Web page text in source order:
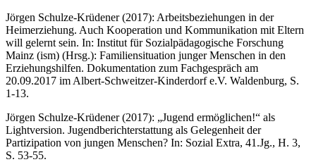
Jörgen Schulze-Krüdener (2017): Arbeitsbeziehungen in der
Heimerziehung. Auch Kooperation und Kommunikation mit Eltern
will gelernt sein. In: Institut für Sozialpädagogische Forschung
Mainz (ism) (Hrsg.): Familiensituation junger Menschen in den
Erziehungshilfen. Dokumentation zum Fachgespräch am
20.09.2017 im Albert-Schweitzer-Kinderdorf e.V. Waldenburg, S.
1-13.
Jörgen Schulze-Krüdener (2017): „Jugend ermöglichen!“ als
Lightversion. Jugendberichterstattung als Gelegenheit der
Partizipation von jungen Menschen? In: Sozial Extra, 41.Jg., H. 3,
S. 53-55.